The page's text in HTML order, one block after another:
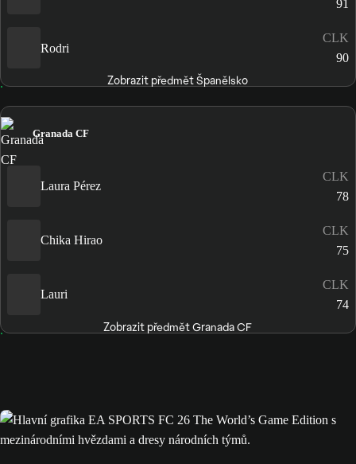
91
Rodri
CLK
90
Zobrazit předmět Španělsko
Granada CF
Laura Pérez
CLK
78
Chika Hirao
CLK
75
Lauri
CLK
74
Zobrazit předmět Granada CF